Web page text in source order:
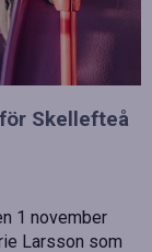
Skellefteå
1 november
Larsson som